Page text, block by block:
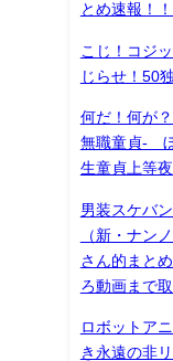
とめ速報！
こじ！コジ
じらせ！50
何だ！何が
無職童貞-
生童貞上等夜
男装スケバ
（新・ナン
さん的まと
ろ動画まで
ロボットア
き永遠の非